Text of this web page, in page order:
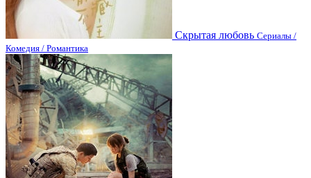
Скрытая любовь Сериалы /
Комедия / Романтика